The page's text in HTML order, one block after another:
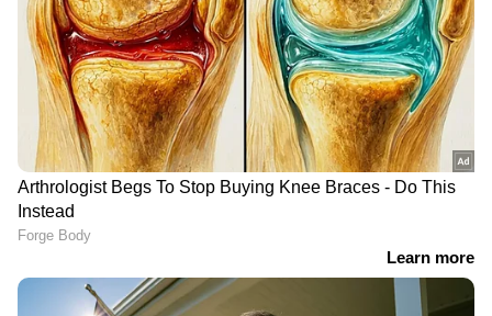
RECOMMENDED STORIES